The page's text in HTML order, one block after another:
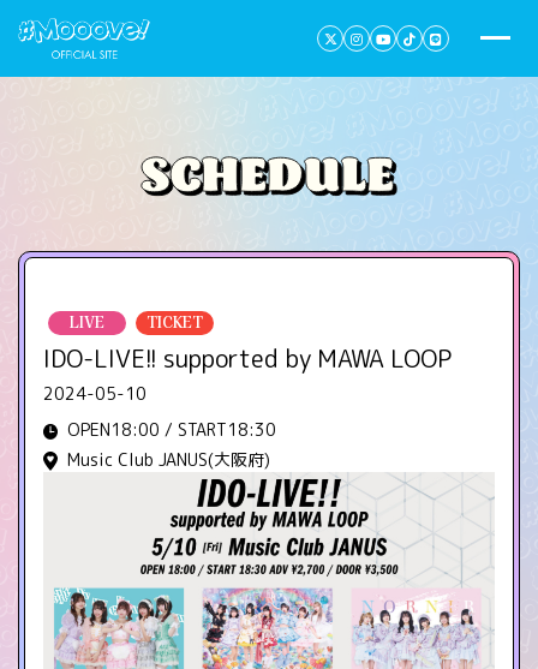
LIVE TICKET
IDO-LIVE!! supported by MAWA LOOP
2024-05-10
OPEN18:00 / START18:30
Music Club JANUS(大阪府)